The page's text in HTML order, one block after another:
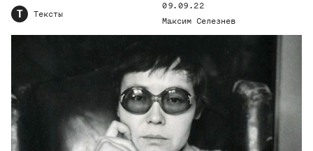
Т Тексты
09.09.22
Максим Селезнев